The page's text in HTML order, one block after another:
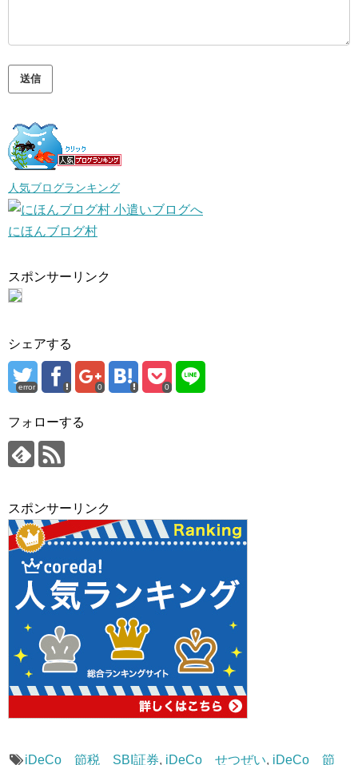
人気ブログランキング
にほんブログ村
スポンサーリンク
シェアする
error 0 0
フォローする
スポンサーリンク
iDeCo 節税 SBI証券, iDeCo せつぜい, iDeCo 節